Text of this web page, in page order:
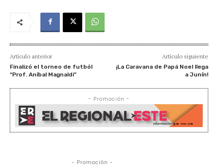
Artículo anterior
Finalizó el torneo de futból
“Prof. Aníbal Magnaldi”
Artículo siguiente
¡La Caravana de Papá Noel llega
a Junín!
- Promoción -
- Promoción -